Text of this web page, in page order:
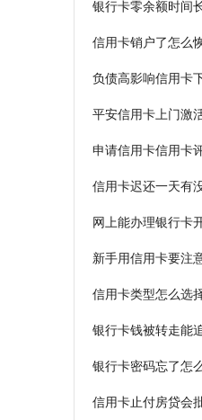
银行卡零余额时间
信用卡销户了怎么
负债高影响信用卡
平安信用卡上门激
申请信用卡信用卡
信用卡迟还一天有
网上能办理银行卡
新手用信用卡要注
信用卡类型怎么选
银行卡钱被转走能
银行卡密码忘了怎
信用卡止付房贷会